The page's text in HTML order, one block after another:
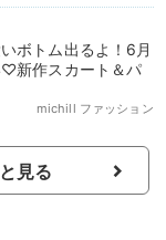
ボトム出るよ！6月
新作スカート＆パ
michill ファッション
見る